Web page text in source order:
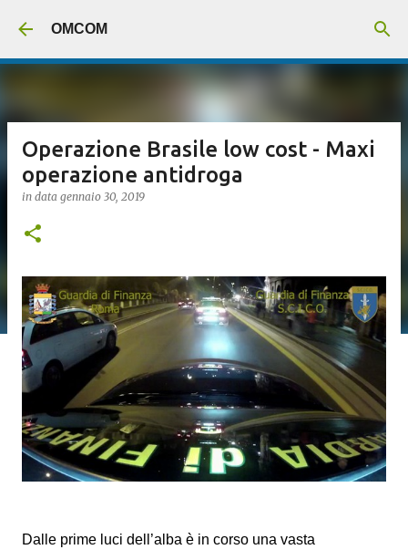
OMCOM
Operazione Brasile low cost - Maxi
operazione antidroga
in data gennaio 30, 2019
Dalle prime luci dell’alba è in corso una vasta